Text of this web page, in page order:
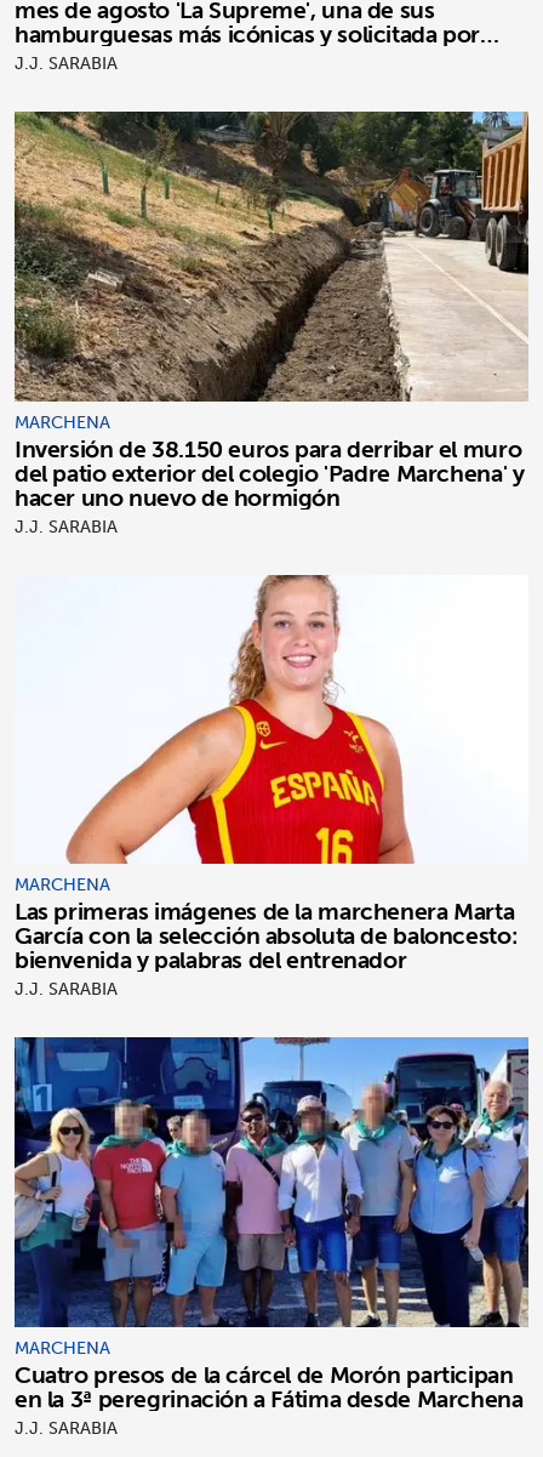
mes de agosto 'La Supreme', una de sus
hamburguesas más icónicas y solicitada por
clientes
J.J. SARABIA
MARCHENA
Inversión de 38.150 euros para derribar el muro
del patio exterior del colegio 'Padre Marchena' y
hacer uno nuevo de hormigón
J.J. SARABIA
MARCHENA
Las primeras imágenes de la marchenera Marta
García con la selección absoluta de baloncesto:
bienvenida y palabras del entrenador
J.J. SARABIA
MARCHENA
Cuatro presos de la cárcel de Morón participan
en la 3ª peregrinación a Fátima desde Marchena
J.J. SARABIA